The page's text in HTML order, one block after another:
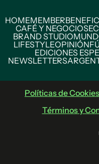
HOMEMEMBER
CAFÉ Y NEGOCIOS
BRAND STUDIO
LIFESTYLEOPINIÓN
EDICIONES
NEWSLETTERS
Políticas de Cookies
Términos y